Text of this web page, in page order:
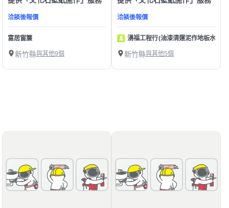
洽談後報價
富居窗簾
新竹縣與其他9個
洽談後報價
湧福工程行(油漆清運泥作地板水電
新竹縣與其他5個